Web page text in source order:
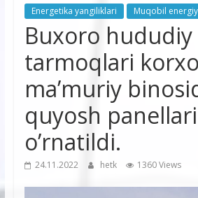
korxonasi”
Energetika yangiliklari Muqobil
Buxoro
tarmoqlari
ma’muriy
quyosh panellari
o’rnatildi.
24.11.2022 hetk 1360 Views